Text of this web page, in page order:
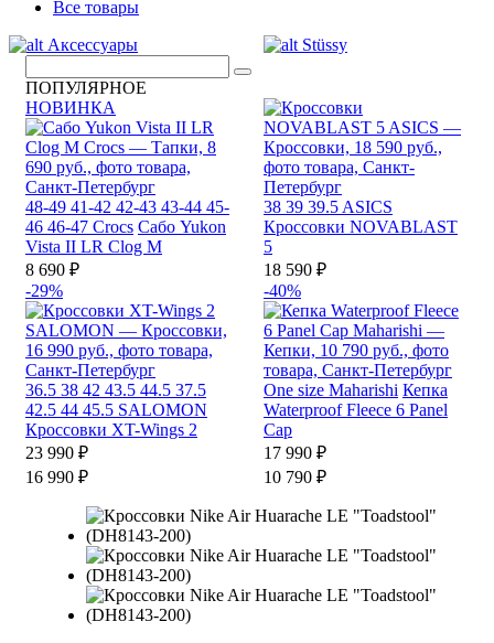
Все товары
Аксессуары
Stüssy
ПОПУЛЯРНОЕ
НОВИНКА
48-49 41-42 42-43 43-44 45-
46 46-47 Crocs Сабо Yukon
Vista II LR Clog M
8 690 ₽
38 39 39.5 ASICS
Кроссовки NOVABLAST
5
18 590 ₽
-29%
36.5 38 42 43.5 44.5 37.5
42.5 44 45.5 SALOMON
Кроссовки XT-Wings 2
23 990 ₽
16 990 ₽
-40%
One size Maharishi Кепка
Waterproof Fleece 6 Panel
Cap
17 990 ₽
10 790 ₽